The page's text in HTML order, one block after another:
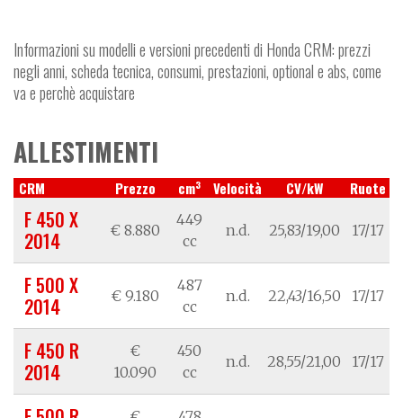
Informazioni su modelli e versioni precedenti di Honda CRM: prezzi
negli anni, scheda tecnica, consumi, prestazioni, optional e abs, come
va e perchè acquistare
ALLESTIMENTI
CRM Prezzo cm3 Velocità CV/kW Ruote
F 450 X
2014
€ 8.880
449
cc
n.d. 25,83/19,00 17/17
F 500 X
2014
€ 9.180
487
cc
n.d. 22,43/16,50 17/17
F 450 R
2014
€
10.090
450
cc
n.d. 28,55/21,00 17/17